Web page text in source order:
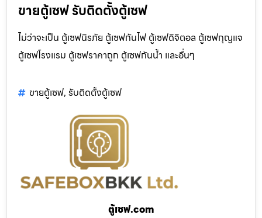
ขายตู้เซฟ รับติดตั้งตู้เซฟ
ไม่ว่าจะเป็น ตู้เซฟนิรภัย ตู้เซฟกันไฟ ตู้เซฟดิจิตอล ตู้เซฟกุญแจ
ตู้เซฟโรงแรม ตู้เซฟราคาถูก ตู้เซฟกันน้ำ และอื่นๆ
ขายตู้เซฟ, รับติดตั้งตู้เซฟ
ตู้เซฟ.com